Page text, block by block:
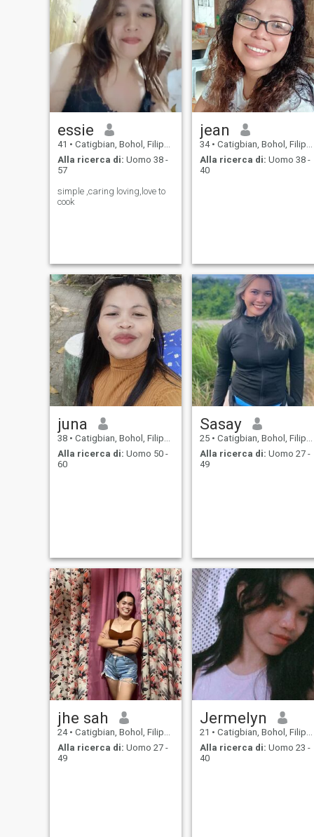
essie
41 • Catigbian, Bohol, Filippine
Alla ricerca di: Uomo 38 -
57
simple ,caring loving,love to
cook
jean
34 • Catigbian, Bohol, Filippine
Alla ricerca di: Uomo 38 -
40
juna
38 • Catigbian, Bohol, Filippine
Alla ricerca di: Uomo 50 -
60
Sasay
25 • Catigbian, Bohol, Filippine
Alla ricerca di: Uomo 27 -
49
jhe sah
24 • Catigbian, Bohol, Filippine
Alla ricerca di: Uomo 27 -
49
Jermelyn
21 • Catigbian, Bohol, Filippine
Alla ricerca di: Uomo 23 -
40